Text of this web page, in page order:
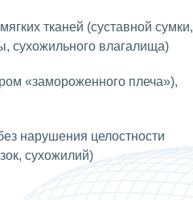
тканей (суставной сумки,
сухожильного влагалища)
«замороженного плеча»),
нарушения целостности
сухожилий)